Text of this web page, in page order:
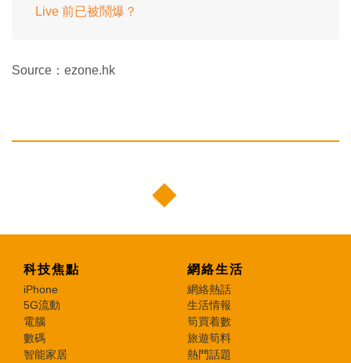
Live 前已被鬧爆？
Source：ezone.hk
科技焦點
iPhone
5G流動
電腦
數碼
智能家居
網絡生活
網絡熱話
生活情報
筍買着數
旅遊筍料
熱門話題